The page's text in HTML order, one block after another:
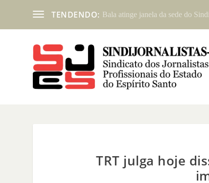
TENDENDO: Bala atinge janela da sede do
TRT julga hoje